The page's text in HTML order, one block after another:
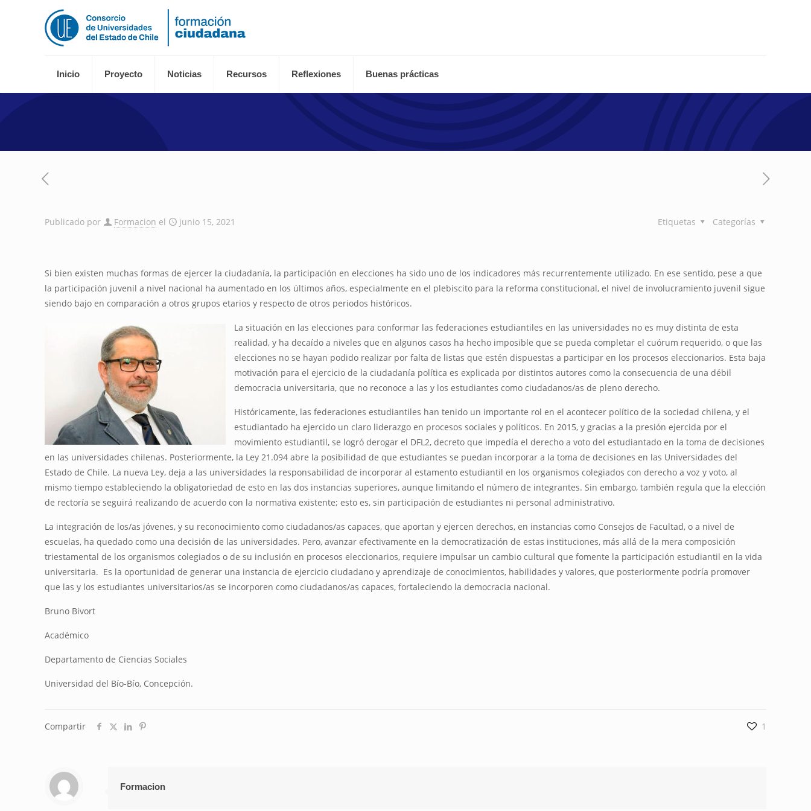
Inicio Proyecto Noticias Recursos Reflexiones Buenas prácticas
Publicado por Formacion el junio 15, 2021 Categorías
Etiquetas
Si bien existen muchas formas de ejercer la ciudadanía, la participación en elecciones ha sido uno de los indicadores más recurrentemente utilizado. En ese sentido, pese a que
la participación juvenil a nivel nacional ha aumentado en los últimos años, especialmente en el plebiscito para la reforma constitucional, el nivel de involucramiento juvenil sigue
siendo bajo en comparación a otros grupos etarios y respecto de otros periodos históricos.
La situación en las elecciones para conformar las federaciones estudiantiles en las universidades no es muy distinta de esta
realidad, y ha decaído a niveles que en algunos casos ha hecho imposible que se pueda completar el cuórum requerido, o que las
elecciones no se hayan podido realizar por falta de listas que estén dispuestas a participar en los procesos eleccionarios. Esta baja
motivación para el ejercicio de la ciudadanía política es explicada por distintos autores como la consecuencia de una débil
democracia universitaria, que no reconoce a las y los estudiantes como ciudadanos/as de pleno derecho.
Históricamente, las federaciones estudiantiles han tenido un importante rol en el acontecer político de la sociedad chilena, y el
estudiantado ha ejercido un claro liderazgo en procesos sociales y políticos. En 2015, y gracias a la presión ejercida por el
movimiento estudiantil, se logró derogar el DFL2, decreto que impedía el derecho a voto del estudiantado en la toma de decisiones
en las universidades chilenas. Posteriormente, la Ley 21.094 abre la posibilidad de que estudiantes se puedan incorporar a la toma de decisiones en las Universidades del
Estado de Chile. La nueva Ley, deja a las universidades la responsabilidad de incorporar al estamento estudiantil en los organismos colegiados con derecho a voz y voto, al
mismo tiempo estableciendo la obligatoriedad de esto en las dos instancias superiores, aunque limitando el número de integrantes. Sin embargo, también regula que la elección
de rectoría se seguirá realizando de acuerdo con la normativa existente; esto es, sin participación de estudiantes ni personal administrativo.
La integración de los/as jóvenes, y su reconocimiento como ciudadanos/as capaces, que aportan y ejercen derechos, en instancias como Consejos de Facultad, o a nivel de
escuelas, ha quedado como una decisión de las universidades. Pero, avanzar efectivamente en la democratización de estas instituciones, más allá de la mera composición
triestamental de los organismos colegiados o de su inclusión en procesos eleccionarios, requiere impulsar un cambio cultural que fomente la participación estudiantil en la vida
universitaria. Es la oportunidad de generar una instancia de ejercicio ciudadano y aprendizaje de conocimientos, habilidades y valores, que posteriormente podría promover
que las y los estudiantes universitarios/as se incorporen como ciudadanos/as capaces, fortaleciendo la democracia nacional.
Bruno Bivort
Académico
Departamento de Ciencias Sociales
Universidad del Bío-Bío, Concepción.
Compartir 1
Formacion